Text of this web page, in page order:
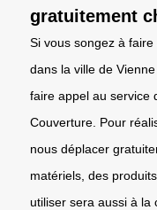
gratuitement
Si vous songez à
dans la ville de
faire appel au service
Couverture. Pour
nous déplacer
matériels, des
utiliser sera aussi à la